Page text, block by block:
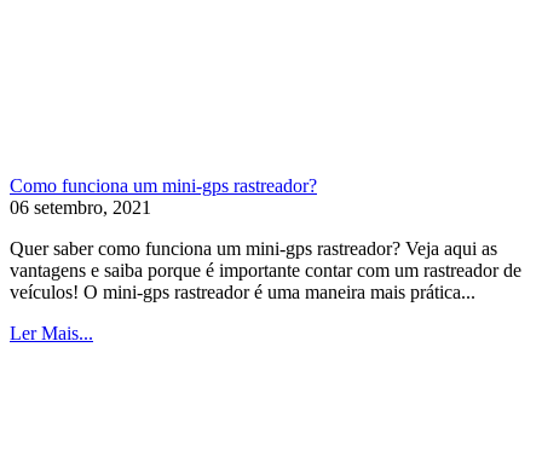
Como funciona um mini-gps rastreador?
06 setembro, 2021
Quer saber como funciona um mini-gps rastreador? Veja aqui as
vantagens e saiba porque é importante contar com um rastreador de
veículos! O mini-gps rastreador é uma maneira mais prática...
Ler Mais...